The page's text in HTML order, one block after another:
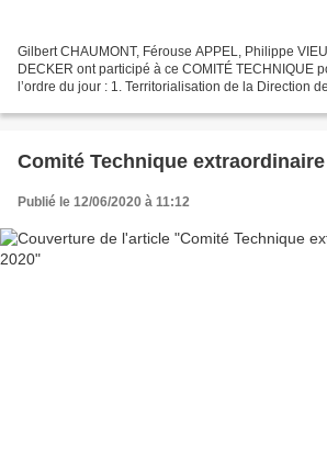
Gilbert CHAUMONT, Férouse APPEL, Philippe
DECKER ont participé à ce COMITÉ TECHNIQUE
l’ordre du jour : 1. Territorialisation de la Direction
Comité Technique
Publié le 12/06/2020 à 11:12